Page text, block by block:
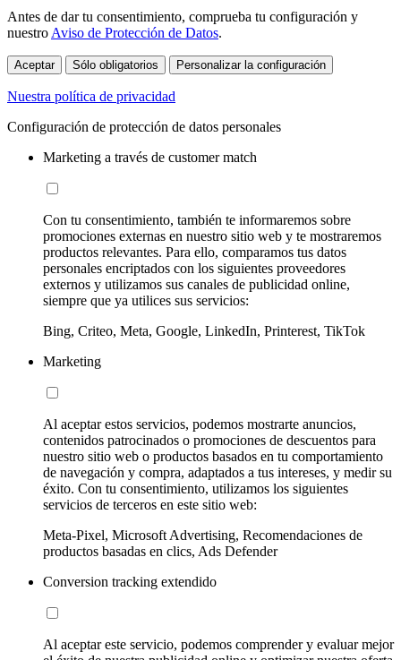
Antes de dar tu consentimiento, comprueba tu configuración y
nuestro Aviso de Protección de Datos.
Aceptar Sólo obligatorios Personalizar la configuración
Nuestra política de privacidad
Configuración de protección de datos personales
Marketing a través de customer match
Con tu consentimiento, también te informaremos sobre
promociones externas en nuestro sitio web y te mostraremos
productos relevantes. Para ello, comparamos tus datos
personales encriptados con los siguientes proveedores
externos y utilizamos sus canales de publicidad online,
siempre que ya utilices sus servicios:
Bing, Criteo, Meta, Google, LinkedIn, Printerest, TikTok
Marketing
Al aceptar estos servicios, podemos mostrarte anuncios,
contenidos patrocinados o promociones de descuentos para
nuestro sitio web o productos basados en tu comportamiento
de navegación y compra, adaptados a tus intereses, y medir su
éxito. Con tu consentimiento, utilizamos los siguientes
servicios de terceros en este sitio web:
Meta-Pixel, Microsoft Advertising, Recomendaciones de
productos basadas en clics, Ads Defender
Conversion tracking extendido
Al aceptar este servicio, podemos comprender y evaluar mejor